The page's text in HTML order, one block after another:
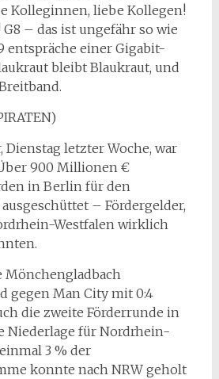
Kolleginnen, liebe Kollegen!
– das ist ungefähr so wie
entspräche einer Gigabit-
bleibt Blaukraut, und
Dienstag letzter Woche, war
900 Millionen €
in Berlin für den
– Fördergelder,
Westfalen wirklich
Mönchengladbach
gegen Man City mit 0:4
die zweite Förderrunde in
Niederlage für Nordrhein-
3 % der
konnte nach NRW geholt